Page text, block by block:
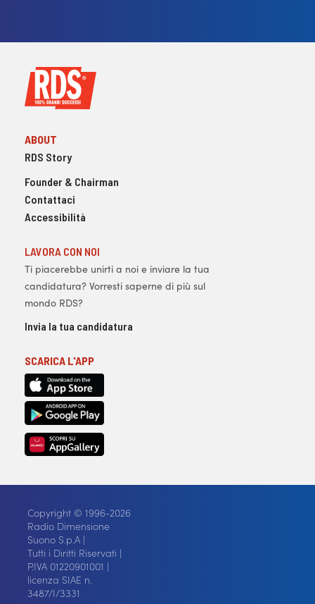
ABOUT
RDS Story
Founder & Chairman
Contattaci
Accessibilità
LAVORA CON NOI
Ti piacerebbe unirti a noi e inviare la tua
candidatura? Vorresti saperne di più sul
mondo RDS?
Invia la tua candidatura
SCARICA L'APP
Copyright © 1996-2026
Radio Dimensione
Suono S.p.A |
Tutti i Diritti Riservati |
P.IVA 01220901001 |
licenza SIAE n.
3487/I/3331